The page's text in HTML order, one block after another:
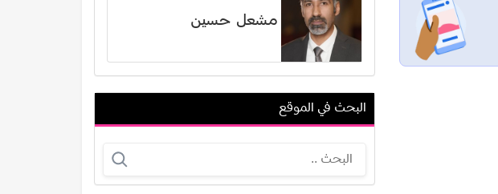
مشعل حسين
جريج سيرانو
البحث في الموقع